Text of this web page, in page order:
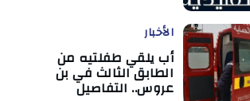
الأخبار
أب يلقي طفلتيه من
الطابق الثالث في بن
عروس.. التفاصيل